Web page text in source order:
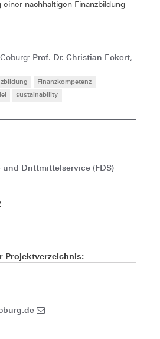
nachhaltigen Finanzbildung
Prof. Dr. Christian Eckert,
Finanzkompetenz
sustainability
und Drittmittelservice (FDS)
Projektverzeichnis: